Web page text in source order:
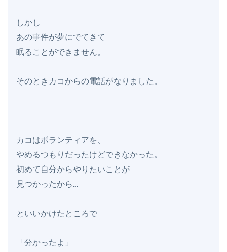
しかし
あの事件が夢にでてきて
眠ることができません。
そのときカコからの電話がなりました。
カコはボランティアを、
やめるつもりだったけどできなかった。
初めて自分からやりたいことが
見つかったから…
といいかけたところで
「分かったよ」